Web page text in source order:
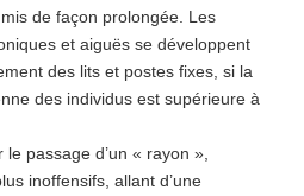
de façon prolongée. Les
et aiguës se développent
des lits et postes fixes, si la
des individus est supérieure à
passage d’un « rayon »,
inoffensifs, allant d’une